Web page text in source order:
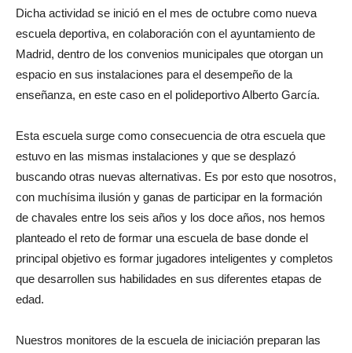
Dicha actividad se inició en el mes de octubre como nueva
escuela deportiva, en colaboración con el ayuntamiento de
Madrid, dentro de los convenios municipales que otorgan un
espacio en sus instalaciones para el desempeño de la
enseñanza, en este caso en el polideportivo Alberto García.
Esta escuela surge como consecuencia de otra escuela que
estuvo en las mismas instalaciones y que se desplazó
buscando otras nuevas alternativas. Es por esto que nosotros,
con muchísima ilusión y ganas de participar en la formación
de chavales entre los seis años y los doce años, nos hemos
planteado el reto de formar una escuela de base donde el
principal objetivo es formar jugadores inteligentes y completos
que desarrollen sus habilidades en sus diferentes etapas de
edad.
Nuestros monitores de la escuela de iniciación preparan las